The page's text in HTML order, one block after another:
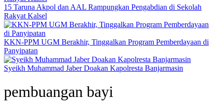
15 Taruna Akpol dan AAL Rampungkan Pengabdian di Sekolah
Rakyat Kalsel
KKN-PPM UGM Berakhir, Tinggalkan Program Pemberdayaan di
Panyipatan
Syeikh Muhammad Jaber Doakan Kapolresta Banjarmasin
pembuangan bayi